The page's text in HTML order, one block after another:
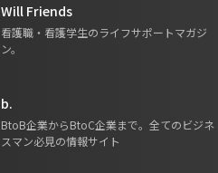
Will Friends
看護職・看護学生のライフサポートマガジ
ン。
b.
BtoB企業からBtoC企業まで。全てのビジネ
スマン必見の情報サイト